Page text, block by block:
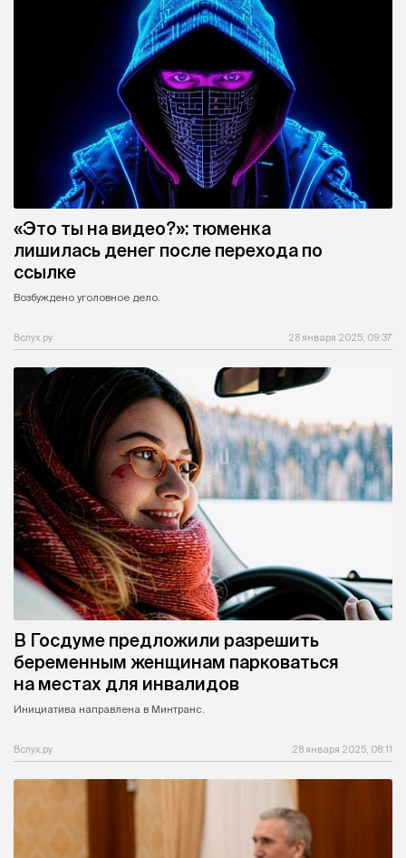
«Это ты на видео?»: тюменка
лишилась денег после перехода по
ссылке
Возбуждено уголовное дело.
Вслух.ру 28 января 2025, 09:37
В Госдуме предложили разрешить
беременным женщинам парковаться
на местах для инвалидов
Инициатива направлена в Минтранс.
Вслух.ру 28 января 2025, 08:11